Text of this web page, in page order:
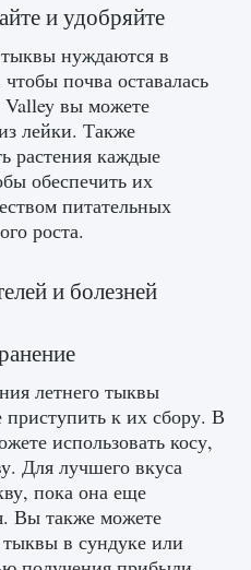
в EA FC 25
2 064 0 1
ошибку
Delta
1 945 0
и удобряйте
нуждаются в
почва оставалась
вы можете
лейки. Также
растения каждые
обеспечить их
питательных
роста.
и болезней
летнего тыквы
к их сбору. В
использовать косу,
Для лучшего вкуса
пока она еще
Вы также можете
в сундуке или